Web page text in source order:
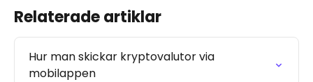
Relaterade artiklar
Hur man skickar kryptovalutor via
mobilappen